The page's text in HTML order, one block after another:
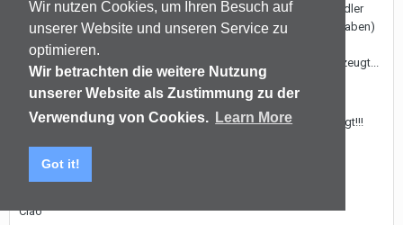
Wir nutzen Cookies, um Ihren Besuch auf
unserer Website und unseren Service zu
optimieren.
Wir betrachten die weitere Nutzung
unserer Website als Zustimmung zu der
Verwendung von Cookies. Learn More
Got it!
Ich habe eine NAD Vor-/Endkombi bislang leider erst beim Händler
probegehört, aber bin (ohne sie allerdings zuhause gehört zu haben)
im Vergleich zu ebenfalls dort gehörten Verstärkern von Rotel,
Marantz, Vincent von der Klangphilosophie von NAD sehr überzeugt...
Ich bin gespannt, wie sich NAD in meinen Räumlichkeiten schlägt!!!
Ciao